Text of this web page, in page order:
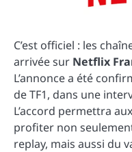
C’est officiel : les
arrivée sur Netflix
L’annonce a été
de TF1, dans une
L’accord permettra
profiter non
replay, mais aussi du